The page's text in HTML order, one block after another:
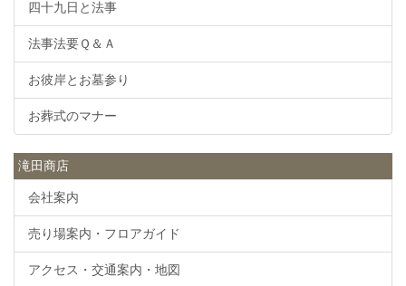
四十九日と法事
法事法要Ｑ＆Ａ
お彼岸とお墓参り
お葬式のマナー
滝田商店
会社案内
売り場案内・フロアガイド
アクセス・交通案内・地図